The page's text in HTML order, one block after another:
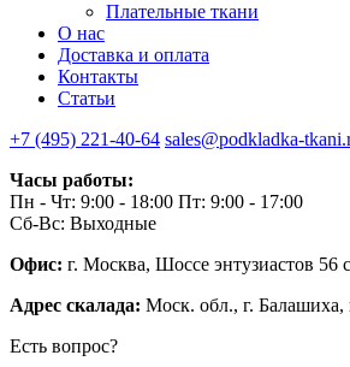
Плательные ткани
О нас
Доставка и оплата
Контакты
Статьи
+7 (495) 221-40-64 sales@podkladka-
Часы работы:
Пн - Чт: 9:00 - 18:00 Пт: 9:00 - 17:00
Сб-Вс: Выходные
Офис: г. Москва, Шоссе энтузиастов 56
Адрес скалада: Моск. обл., г. Балашиха,
Есть вопрос?